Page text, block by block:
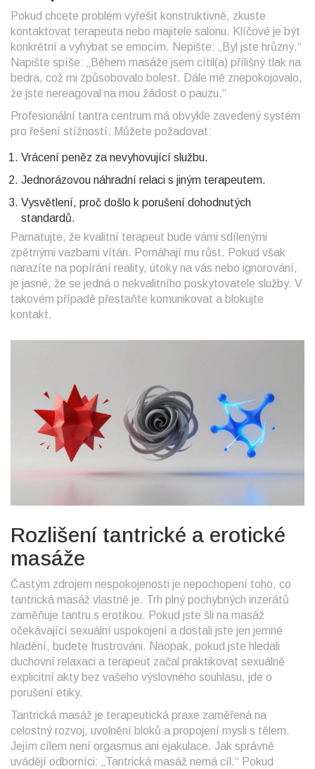
Pokud chcete problém vyřešit konstruktivně, zkuste
kontaktovat terapeuta nebo majitele salonu. Klíčové je být
konkrétní a vyhýbat se emocím. Nepište: „Byl jste hrůzný.“
Napište spíše: „Během masáže jsem cítil(a) přílišný tlak na
bedra, což mi způsobovalo bolest. Dále mě znepokojovalo,
že jste nereagoval na mou žádost o pauzu.“
Profesionální tantra centrum má obvykle zavedený systém
pro řešení stížností. Můžete požadovat:
Vrácení peněz za nevyhovující službu.
Jednorázovou náhradní relaci s jiným terapeutem.
Vysvětlení, proč došlo k porušení dohodnutých
standardů.
Pamatujte, že kvalitní terapeut bude vámi sdílenými
zpětnými vazbami vítán. Pomáhají mu růst. Pokud však
narazíte na popírání reality, útoky na vás nebo ignorování,
je jasné, že se jedná o nekvalitního poskytovatele služby. V
takovém případě přestaňte komunikovat a blokujte
kontakt.
Rozlišení tantrické a erotické
masáže
Častým zdrojem nespokojenosti je nepochopení toho, co
tantrická masáž vlastně je. Trh plný pochybných inzerátů
zaměňuje tantru s erotikou. Pokud jste šli na masáž
očekávající sexuální uspokojení a dostali jste jen jemné
hladění, budete frustrováni. Naopak, pokud jste hledali
duchovní relaxaci a terapeut začal praktikovat sexuálně
explicitní akty bez vašeho výslovného souhlasu, jde o
porušení etiky.
Tantrická masáž je terapeutická praxe zaměřená na
celostný rozvoj, uvolnění bloků a propojení mysli s tělem.
Jejím cílem není orgasmus ani ejakulace. Jak správně
uvádějí odborníci: „Tantrická masáž nemá cíl.“ Pokud